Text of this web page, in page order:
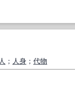
人 ； 人身 ； 代物